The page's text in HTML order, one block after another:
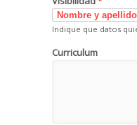
Indique que datos
Curriculum